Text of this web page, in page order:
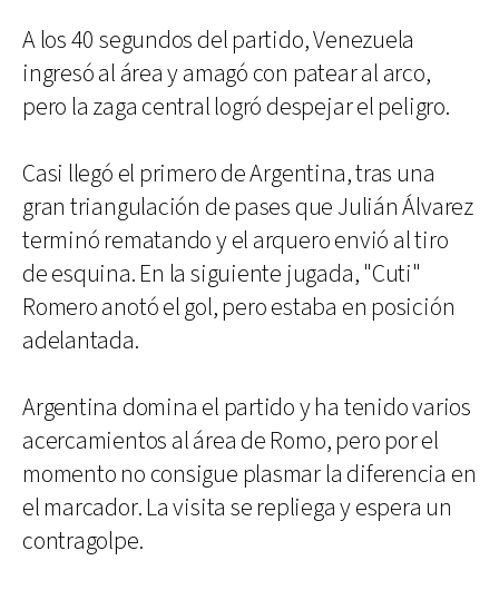
A los 40 segundos del partido, Venezuela
ingresó al área y amagó con patear al arco,
pero la zaga central logró despejar el peligro.
Casi llegó el primero de Argentina, tras una
gran triangulación de pases que Julián Álvarez
terminó rematando y el arquero envió al tiro
de esquina. En la siguiente jugada, "Cuti"
Romero anotó el gol, pero estaba en posición
adelantada.
Argentina domina el partido y ha tenido varios
acercamientos al área de Romo, pero por el
momento no consigue plasmar la diferencia en
el marcador. La visita se repliega y espera un
contragolpe.